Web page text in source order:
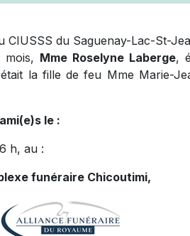
CIUSSS du Saguenay-Lac-St-
mois, Mme Roselyne Laberge,
la fille de feu Mme Marie-
le :
h, au :
funéraire Chicoutimi,